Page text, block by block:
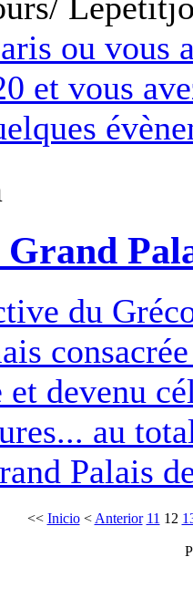
ou vous
et vous
du
devenu
au
Palais
<< Inicio< Anterior 11 12